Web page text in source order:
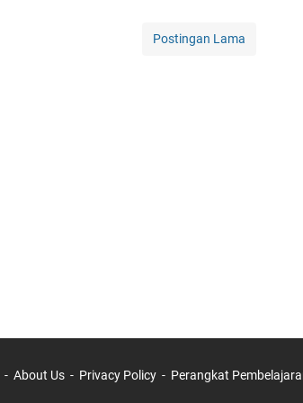
Postingan Lama
About Us Privacy Policy Perangkat